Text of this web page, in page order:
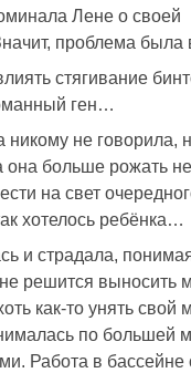
Лене о своей
проблема
стягивание
ген…
не говорила,
она больше рожать не
на свет
хотелось ребёнка…
и страдала,
решится выносить
как-то унять свой
по большей
Работа в бассейне